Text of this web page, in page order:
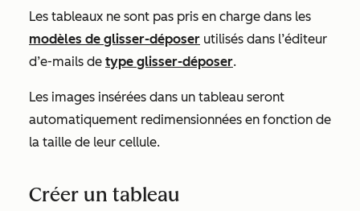
Les tableaux ne sont pas pris en charge dans les
modèles de glisser-déposer utilisés dans l’éditeur
d’e-mails de type glisser-déposer.
Les images insérées dans un tableau seront
automatiquement redimensionnées en fonction de
la taille de leur cellule.
Créer un tableau